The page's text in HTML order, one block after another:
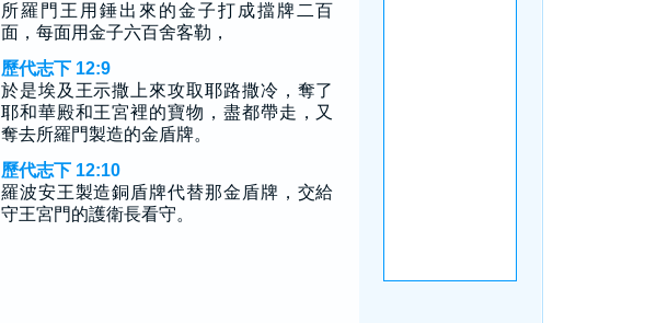
所羅門王用錘出來的金子打成擋牌二百
面，每面用金子六百舍客勒，
歷代志下 12:9
於是埃及王示撒上來攻取耶路撒冷，奪了
耶和華殿和王宮裡的寶物，盡都帶走，又
奪去所羅門製造的金盾牌。
歷代志下 12:10
羅波安王製造銅盾牌代替那金盾牌，交給
守王宮門的護衛長看守。